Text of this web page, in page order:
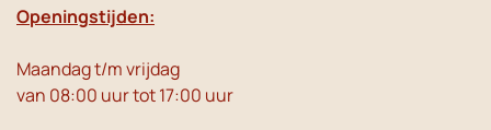
Openingstijden:
Maandag t/m vrijdag
van 08:00 uur tot 17:00 uur